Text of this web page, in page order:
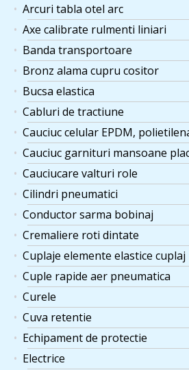
Arcuri tabla otel arc
Axe calibrate rulmenti liniari
Banda transportoare
Bronz alama cupru cositor
Bucsa elastica
Cabluri de tractiune
Cauciuc celular EPDM,
Cauciuc garnituri mansoane
Cauciucare valturi role
Cilindri pneumatici
Conductor sarma bobinaj
Cremaliere roti dintate
Cuplaje elemente elastice cuplaj
Cuple rapide aer pneumatica
Curele
Cuva retentie
Echipament de protectie
Electrice